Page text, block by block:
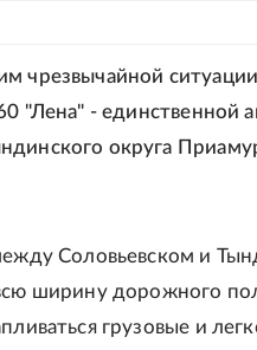
чрезвычайной ситуации
"Лена" - единственной
округа
Соловьевском и
ширину дорожного
грузовые и